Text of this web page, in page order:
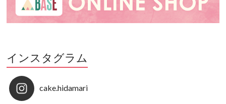
インスタグラム
cake.hidamari